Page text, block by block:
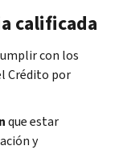
calificada
con los
Crédito por
que estar
y